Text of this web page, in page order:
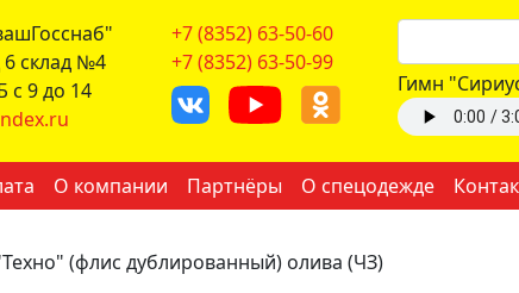
6 склад №4
с 9 до 14
+7 (8352) 63-50-60
+7 (8352) 63-50-99
Гимн
О компании Партнёры О спецодежде
(флис дублированный) олива (ЧЗ)